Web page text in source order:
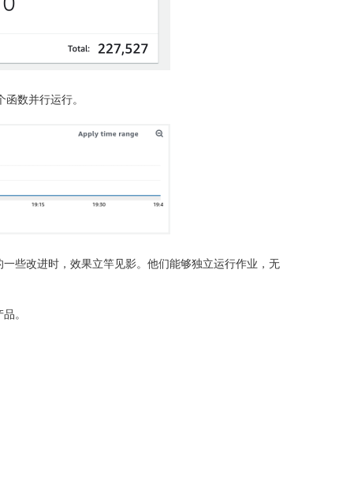
数并行运行。
些改进时，效果立竿见影。他们能够独立运行作业，无
。